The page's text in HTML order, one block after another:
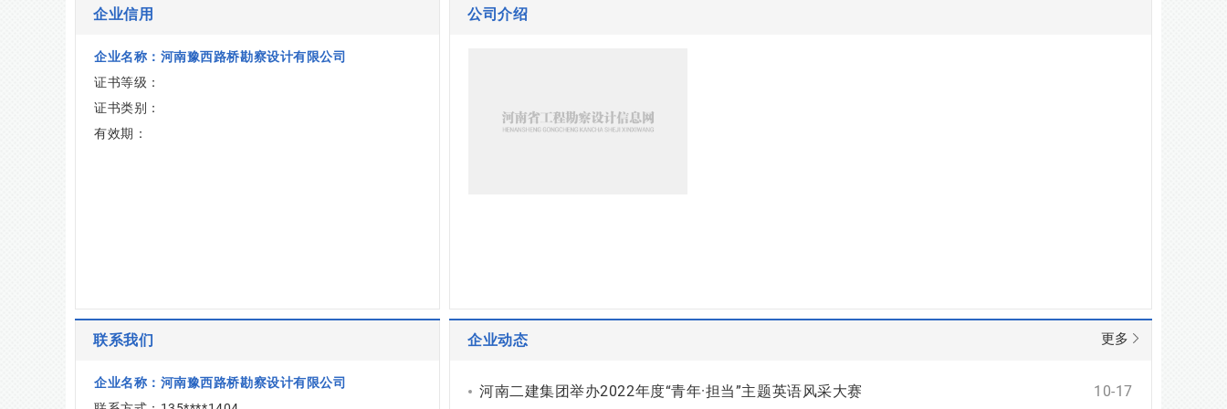
公司介绍
企业信用
企业名称：河南豫西路桥勘察设计有限公司
证书等级：
证书类别：
有效期：
企业动态 更多
10-17
河南二建集团举办2022年度“青年·担当”主题英语风采大赛
联系我们
企业名称：河南豫西路桥勘察设计有限公司